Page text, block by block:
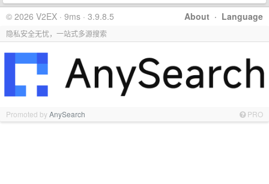
About · Language
© 2026 V2EX · 9ms · 3.9.8.5
隐私安全无忧，一站式多源搜索
Promoted byAnySearch PRO